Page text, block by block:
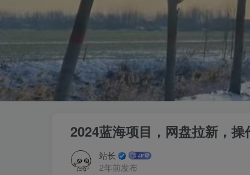
2024蓝海项目，网盘拉新，
站长
2年前发布